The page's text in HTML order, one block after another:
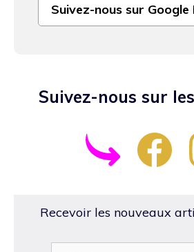
Suivez-nous sur Google
Suivez-nous sur
Recevoir les nouveaux